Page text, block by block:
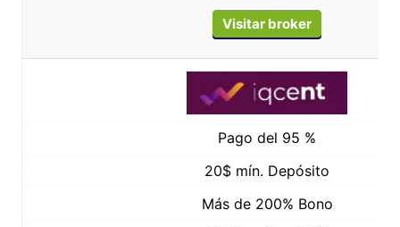
Visitar broker
Pago del 95 %
20$ mín. Depósito
Más de 200% Bono